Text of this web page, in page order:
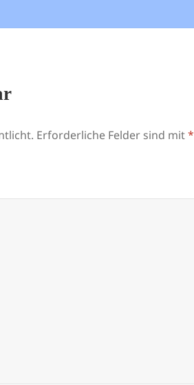
Erforderliche Felder sind mit*